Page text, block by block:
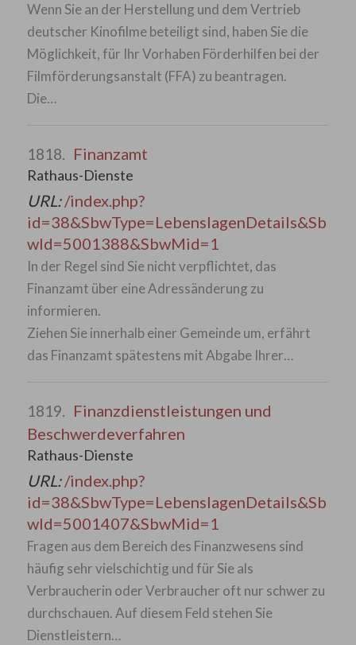
Wenn Sie an der Herstellung und dem Vertrieb
deutscher Kinofilme beteiligt sind, haben Sie die
Möglichkeit, für Ihr Vorhaben Förderhilfen bei der
Filmförderungsanstalt (FFA) zu beantragen.
Die…
1818. Finanzamt
Rathaus-Dienste
URL:/index.php?
id=38&SbwType=LebenslagenDetails&Sb
wId=5001388&SbwMid=1
In der Regel sind Sie nicht verpflichtet, das
Finanzamt über eine Adressänderung zu
informieren.
Ziehen Sie innerhalb einer Gemeinde um, erfährt
das Finanzamt spätestens mit Abgabe Ihrer…
1819. Finanzdienstleistungen und
Beschwerdeverfahren
Rathaus-Dienste
URL:/index.php?
id=38&SbwType=LebenslagenDetails&Sb
wId=5001407&SbwMid=1
Fragen aus dem Bereich des Finanzwesens sind
häufig sehr vielschichtig und für Sie als
Verbraucherin oder Verbraucher oft nur schwer zu
durchschauen. Auf diesem Feld stehen Sie
Dienstleistern…